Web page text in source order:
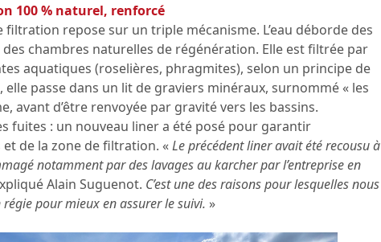
100 % naturel, renforcé
filtration repose sur un triple mécanisme. L’eau déborde des
chambres naturelles de régénération. Elle est filtrée par
aquatiques (roselières, phragmites), selon un principe de
passe dans un lit de graviers minéraux, surnommé « les
avant d’être renvoyée par gravité vers les bassins.
fuites : un nouveau liner a été posé pour garantir
et de la zone de filtration. «Le précédent liner avait été recousu à
notamment par des lavages au karcher par l’entreprise en
Alain Suguenot. C’est une des raisons pour lesquelles nous
pour mieux en assurer le suivi. »